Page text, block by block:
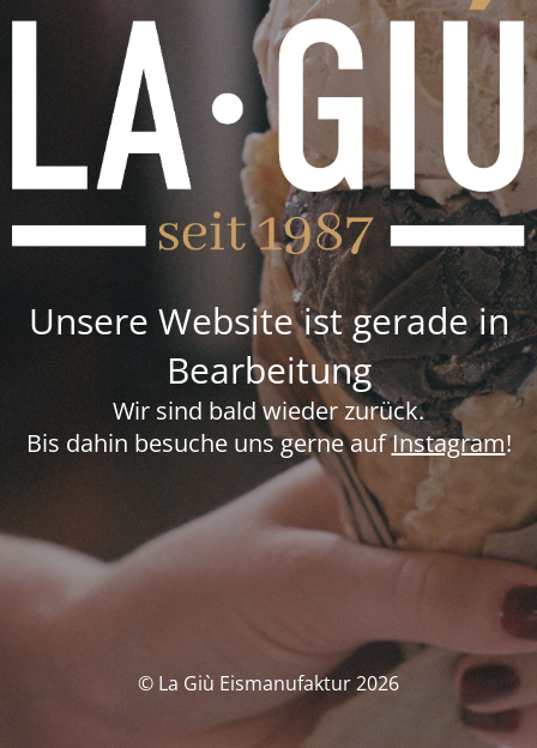
Unsere Website ist gerade in
Bearbeitung
Wir sind bald wieder zurück.
Bis dahin besuche uns gerne aufInstagram!
© La Giù Eismanufaktur 2026